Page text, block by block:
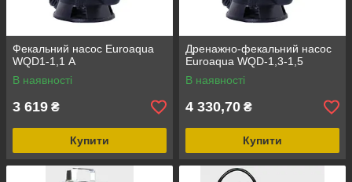
Фекальний насос Euroaqua
WQD1-1,1 А
В наявності
3 619 ₴
Купити
Дренажно-фекальний насос
Euroaqua WQD-1,3-1,5
В наявності
4 330,70 ₴
Купити